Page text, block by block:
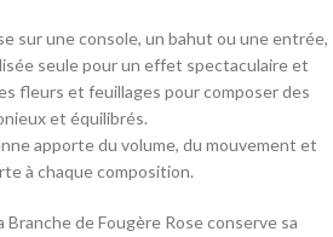
sur une console, un bahut ou une entrée,
seule pour un effet spectaculaire et
fleurs et feuillages pour composer des
et équilibrés.
apporte du volume, du mouvement et
à chaque composition.
de Fougère Rose conserve sa